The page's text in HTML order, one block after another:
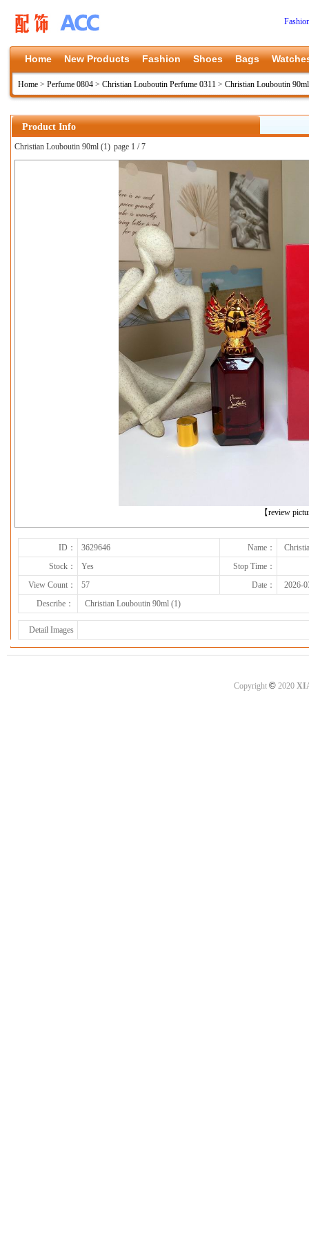
Home New Products Fashion Shoes Bags
Home > Perfume 0804 > Christian Louboutin Perfume 0311 > Christian Louboutin
Product Info
Christian Louboutin 90ml (1) page 1 / 7
【review
ID： 3629646 Name：
Stock：
Yes
Stop Time：
View Count：
57 Date：
2026-
Describe：
Christian Louboutin 90ml (1)
Detail Images
Copyright ©2020